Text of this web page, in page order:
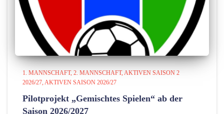
1. MANNSCHAFT 2. MANNSCHAFT AKTIVEN SAISON 2
2026/27 AKTIVEN SAISON 2026/27
Pilotprojekt „Gemischtes Spielen“ ab der
Saison 2026/2027